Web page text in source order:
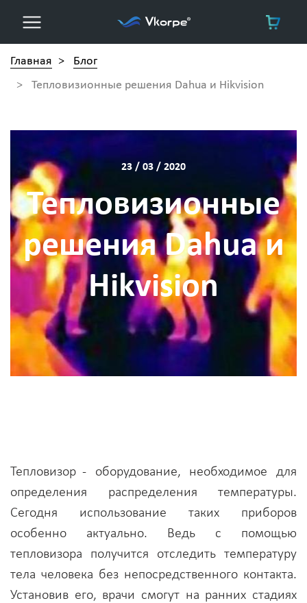
Главная >
Блог
>
Тепловизионные решения Dahua и Hikvision
23 / 03 / 2020
Тепловизионные
решения Dahua и
Hikvision
Тепловизор - оборудование, необходимое для
определения распределения температуры.
Сегодня использование таких приборов
особенно актуально. Ведь с помощью
тепловизора получится отследить температуру
тела человека без непосредственного контакта.
Установив его, врачи смогут на ранних стадиях